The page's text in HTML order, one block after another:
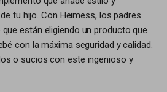
tu hijo. Con Heimess, los padres
están eligiendo un producto que
con la máxima seguridad y calidad.
o sucios con este ingenioso y